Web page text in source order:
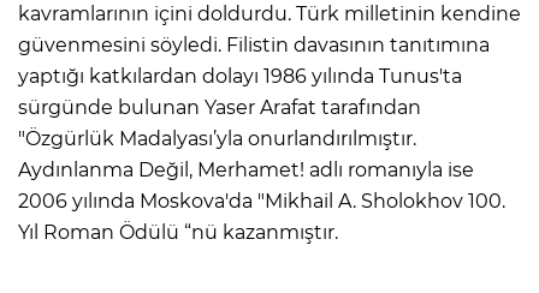
kavramlarının içini doldurdu. Türk milletinin kendine
güvenmesini söyledi. Filistin davasının tanıtımına
yaptığı katkılardan dolayı 1986 yılında Tunus'ta
sürgünde bulunan Yaser Arafat tarafından
"Özgürlük Madalyası’yla onurlandırılmıştır.
Aydınlanma Değil, Merhamet! adlı romanıyla ise
2006 yılında Moskova'da "Mikhail A. Sholokhov 100.
Yıl Roman Ödülü “nü kazanmıştır.